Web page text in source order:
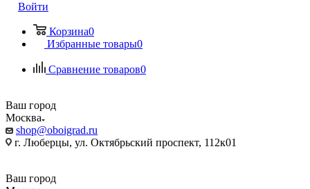
Войти
Корзина0
Избранные товары0
Сравнение товаров0
Ваш город
Москва
shop@oboigrad.ru
г. Люберцы, ул. Октябрьский проспект, 112к01
Ваш город